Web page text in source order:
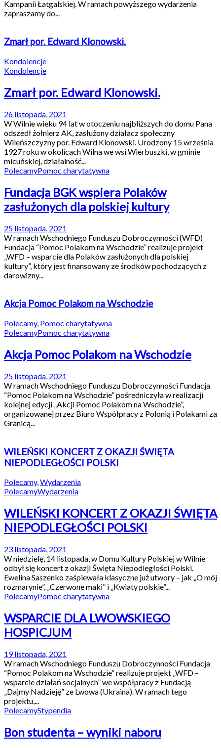
Kampanii Łatgalskiej. W ramach powyższego wydarzenia
zapraszamy do...
Zmarł por. Edward Klonowski.
Kondolencje
Kondolencje
Zmarł por. Edward Klonowski.
26 listopada, 2021
W Wilnie wieku 94 lat w otoczeniu najbliższych do domu Pana
odszedł żołnierz AK, zasłużony działacz społeczny
Wileńszczyzny por. Edward Klonowski. Urodzony 15 września
1927 roku w okolicach Wilna we wsi Wierbuszki, w gminie
micuńskiej, działalność...
PolecamyPomoc charytatywna
Fundacja BGK wspiera Polaków
zasłużonych dla polskiej kultury
25 listopada, 2021
W ramach Wschodniego Funduszu Dobroczynności (WFD)
Fundacja “Pomoc Polakom na Wschodzie” realizuje projekt
„WFD – wsparcie dla Polaków zasłużonych dla polskiej
kultury”, który jest finansowany ze środków pochodzących z
darowizny...
Akcja Pomoc Polakom na Wschodzie
Polecamy, Pomoc charytatywna
PolecamyPomoc charytatywna
Akcja Pomoc Polakom na Wschodzie
25 listopada, 2021
W ramach Wschodniego Funduszu Dobroczynności Fundacja
“Pomoc Polakom na Wschodzie” pośredniczyła w realizacji
kolejnej edycji „Akcji Pomoc Polakom na Wschodzie”,
organizowanej przez Biuro Współpracy z Polonią i Polakami za
Granicą...
WILEŃSKI KONCERT Z OKAZJI ŚWIĘTA
NIEPODLEGŁOŚCI POLSKI
Polecamy,Wydarzenia
PolecamyWydarzenia
WILEŃSKI KONCERT Z OKAZJI ŚWIĘTA
NIEPODLEGŁOŚCI POLSKI
23 listopada, 2021
W niedzielę, 14 listopada, w Domu Kultury Polskiej w Wilnie
odbył się koncert z okazji Święta Niepodległości Polski.
Ewelina Saszenko zaśpiewała klasyczne już utwory – jak „O mój
rozmarynie”, „Czerwone maki” i „Kwiaty polskie”...
PolecamyPomoc charytatywna
WSPARCIE DLA LWOWSKIEGO
HOSPICJUM
19 listopada, 2021
W ramach Wschodniego Funduszu Dobroczynności Fundacja
“Pomoc Polakom na Wschodzie” realizuje projekt „WFD –
wsparcie działań socjalnych” we współpracy z Fundacją
„Dajmy Nadzieję” ze Lwowa (Ukraina). W ramach tego
projektu,...
PolecamyStypendia
Bon studenta – wyniki naboru